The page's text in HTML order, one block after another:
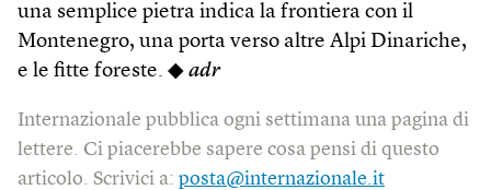
una semplice pietra indica la frontiera con il
Montenegro, una porta verso altre Alpi Dinariche,
e le fitte foreste. ◆ adr
Internazionale pubblica ogni settimana una pagina di
lettere. Ci piacerebbe sapere cosa pensi di questo
articolo. Scrivici a: posta@internazionale.it